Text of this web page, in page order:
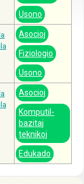
Usono
Asocioj
Fiziologio
Usono
Asocioj
Komputil-
bazitaj
teknikoj
Edukado